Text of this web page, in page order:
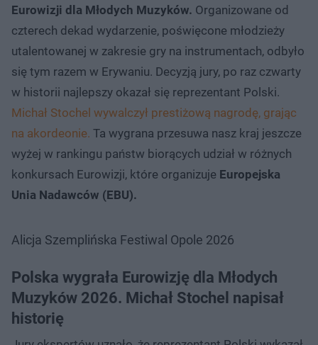
Eurowizji dla Młodych Muzyków. Organizowane od
czterech dekad wydarzenie, poświęcone młodzieży
utalentowanej w zakresie gry na instrumentach, odbyło
się tym razem w Erywaniu. Decyzją jury, po raz czwarty
w historii najlepszy okazał się reprezentant Polski.
Michał Stochel wywalczył prestiżową nagrodę, grając
na akordeonie. Ta wygrana przesuwa nasz kraj jeszcze
wyżej w rankingu państw biorących udział w różnych
konkursach Eurowizji, które organizuje Europejska
Unia Nadawców (EBU).
Alicja Szemplińska Festiwal Opole 2026
Polska wygrała Eurowizję dla Młodych
Muzyków 2026. Michał Stochel napisał
historię